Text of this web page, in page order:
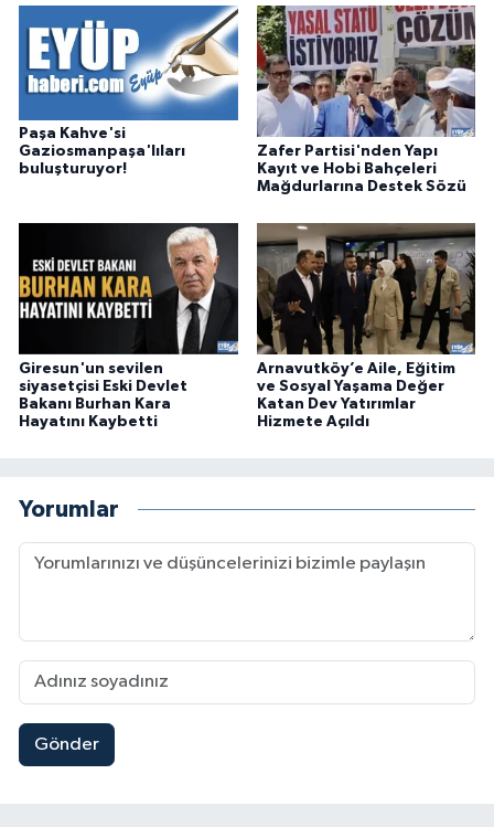
Paşa Kahve'si
Gaziosmanpaşa'lıları
buluşturuyor!
Zafer Partisi'nden Yapı
Kayıt ve Hobi Bahçeleri
Mağdurlarına Destek Sözü
Giresun'un sevilen
siyasetçisi Eski Devlet
Bakanı Burhan Kara
Hayatını Kaybetti
Arnavutköy’e Aile, Eğitim
ve Sosyal Yaşama Değer
Katan Dev Yatırımlar
Hizmete Açıldı
Yorumlar
Gönder